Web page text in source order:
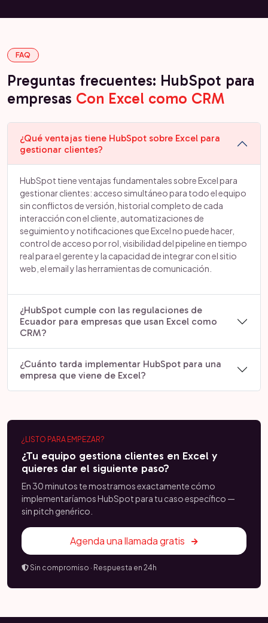
FAQ
Preguntas frecuentes: HubSpot para
empresas Con Excel como CRM
¿Qué ventajas tiene HubSpot sobre Excel para
gestionar clientes?
HubSpot tiene ventajas fundamentales sobre Excel para
gestionar clientes: acceso simultáneo para todo el equipo
sin conflictos de versión, historial completo de cada
interacción con el cliente, automatizaciones de
seguimiento y notificaciones que Excel no puede hacer,
control de acceso por rol, visibilidad del pipeline en tiempo
real para el gerente y la capacidad de integrar con el sitio
web, el email y las herramientas de comunicación.
¿HubSpot cumple con las regulaciones de
Ecuador para empresas que usan Excel como
CRM?
¿Cuánto tarda implementar HubSpot para una
empresa que viene de Excel?
¿LISTO PARA EMPEZAR?
¿Tu equipo gestiona clientes en Excel y
quieres dar el siguiente paso?
En 30 minutos te mostramos exactamente cómo
implementaríamos HubSpot para tu caso específico —
sin pitch genérico.
Agenda una llamada gratis
Sin compromiso · Respuesta en 24h